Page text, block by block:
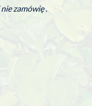
zamówię .